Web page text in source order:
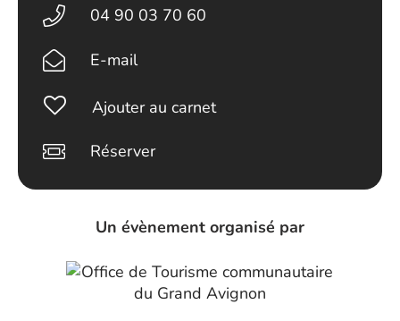
04 90 03 70 60
E-mail
Ajouter au carnet
Réserver
Un évènement organisé par